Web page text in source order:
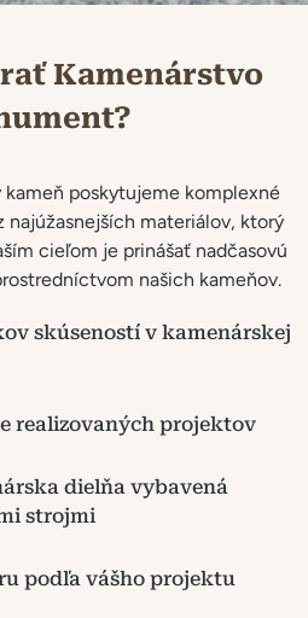
kamenárstva
Kamenárstvo
poskytujeme komplexné
najúžasnejších materiálov, ktorý
cieľom je prinášať nadčasovú
našich kameňov.
skúseností v kamenárskej
realizovaných projektov
dielňa vybavená
strojmi
podľa vášho projektu